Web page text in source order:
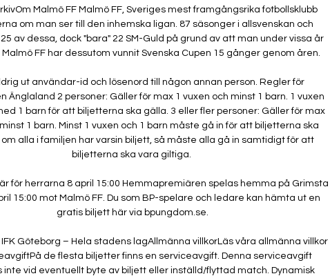
Malmö FF Malmö FF, Sveriges mest framgångsrika fotbollsklubb
om man ser till den inhemska ligan. 87 säsonger i allsvenskan och
av dessa, dock "bara" 22 SM-Guld på grund av att man under vissa år
Malmö FF har dessutom vunnit Svenska Cupen 15 gånger genom åren.
ut användar-id och lösenord till någon annan person. Regler för
Änglaland 2 personer: Gäller för max 1 vuxen och minst 1 barn. 1 vuxen
1 barn för att biljetterna ska gälla. 3 eller fler personer: Gäller för max
1 barn. Minst 1 vuxen och 1 barn måste gå in för att biljetterna ska
om alla i familjen har varsin biljett, så måste alla gå in samtidigt för att
biljetterna ska vara giltiga.
för herrarna 8 april 15:00 Hemmapremiären spelas hemma på Grimsta
15:00 mot Malmö FF. Du som BP-spelare och ledare kan hämta ut en
gratis biljett här via bpungdom.se.
Göteborg – Hela stadens lagAllmänna villkorLäs våra allmänna villkor
de flesta biljetter finns en serviceavgift. Denna serviceavgift
inte vid eventuellt byte av biljett eller inställd/flyttad match. Dynamisk